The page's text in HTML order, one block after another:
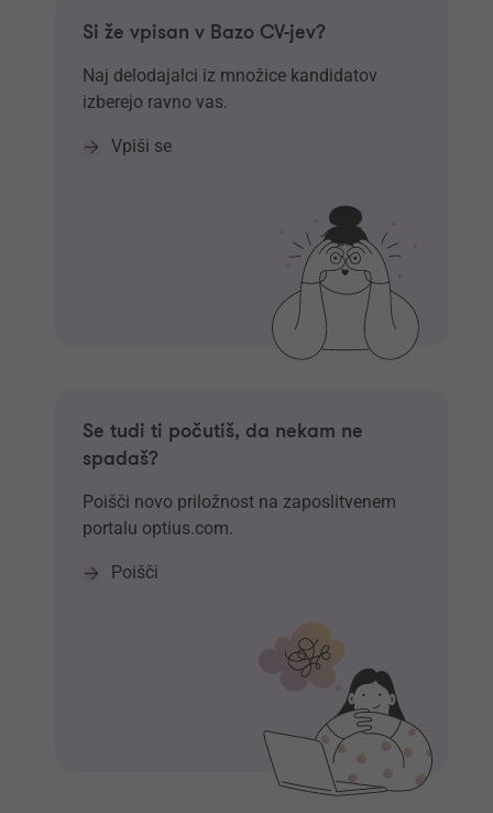
Si že vpisan v Bazo CV-jev?
Naj delodajalci iz množice kandidatov
izberejo ravno vas.
Vpiši se
Se tudi ti počutiš, da nekam ne
spadaš?
Poišči novo priložnost na zaposlitvenem
portalu optius.com.
Poišči